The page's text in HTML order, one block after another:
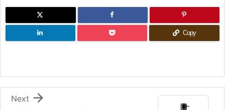
Copy

Next